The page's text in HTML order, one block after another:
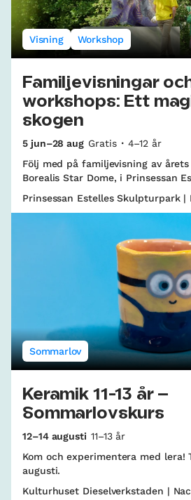
Visning Workshop
Familjevisningar
workshops: Ett
skogen
5 jun–28 aug Gratis
4–12 år
Följ med på familjevisning av
Borealis Star Dome, i Prinsessan
Prinsessan Estelles Skulpturpark |
Sommarlov
Keramik 11-13 år –
Sommarlovskurs
12–14 augusti 11–13 år
Kom och experimentera med lera!
augusti.
Kulturhuset Dieselverkstaden |